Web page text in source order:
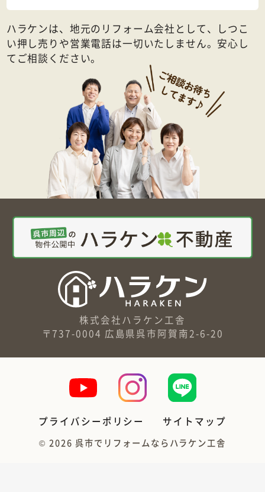
ハラケンは、地元のリフォーム会社として、しつこ
い押し売りや営業電話は一切いたしません。安心し
てご相談ください。
株式会社ハラケン工舎
〒737-0004 広島県呉市阿賀南2-6-20
プライバシーポリシー サイトマップ
© 2026呉市でリフォームならハラケン工舎